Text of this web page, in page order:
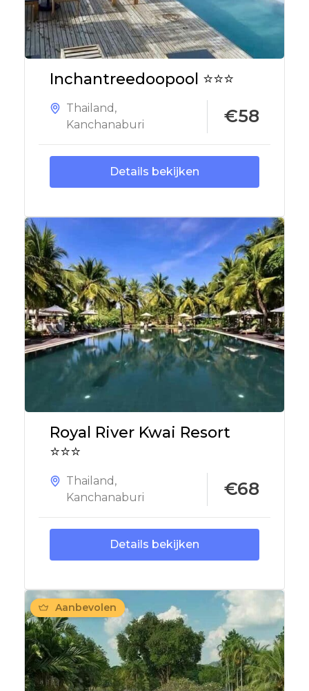
Inchantreedoopool ⭐⭐⭐
Thailand ,
Kanchanaburi
€58
Details bekijken
Royal River Kwai Resort
⭐⭐⭐
Thailand ,
Kanchanaburi
€68
Details bekijken
Aanbevolen